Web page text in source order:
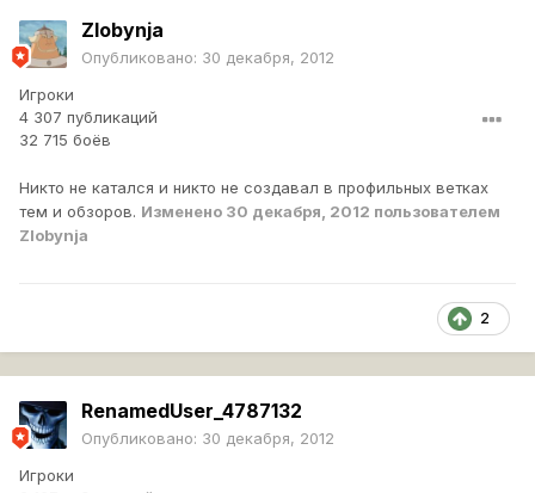
Zlobynja
Опубликовано: 30 декабря, 2012
Игроки
4 307 публикаций
32 715 боёв
Никто не катался и никто не создавал в профильных ветках
тем и обзоров. Изменено 30 декабря, 2012 пользователем
Zlobynja
2
RenamedUser_4787132
Опубликовано: 30 декабря, 2012
Игроки